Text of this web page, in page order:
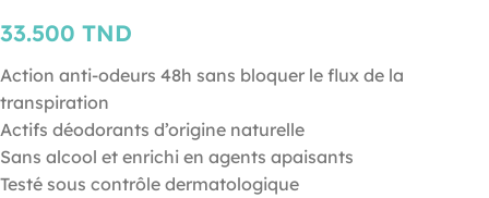
33.500 TND
Action anti-odeurs 48h sans bloquer le flux de la
transpiration
Actifs déodorants d’origine naturelle
Sans alcool et enrichi en agents apaisants
Testé sous contrôle dermatologique